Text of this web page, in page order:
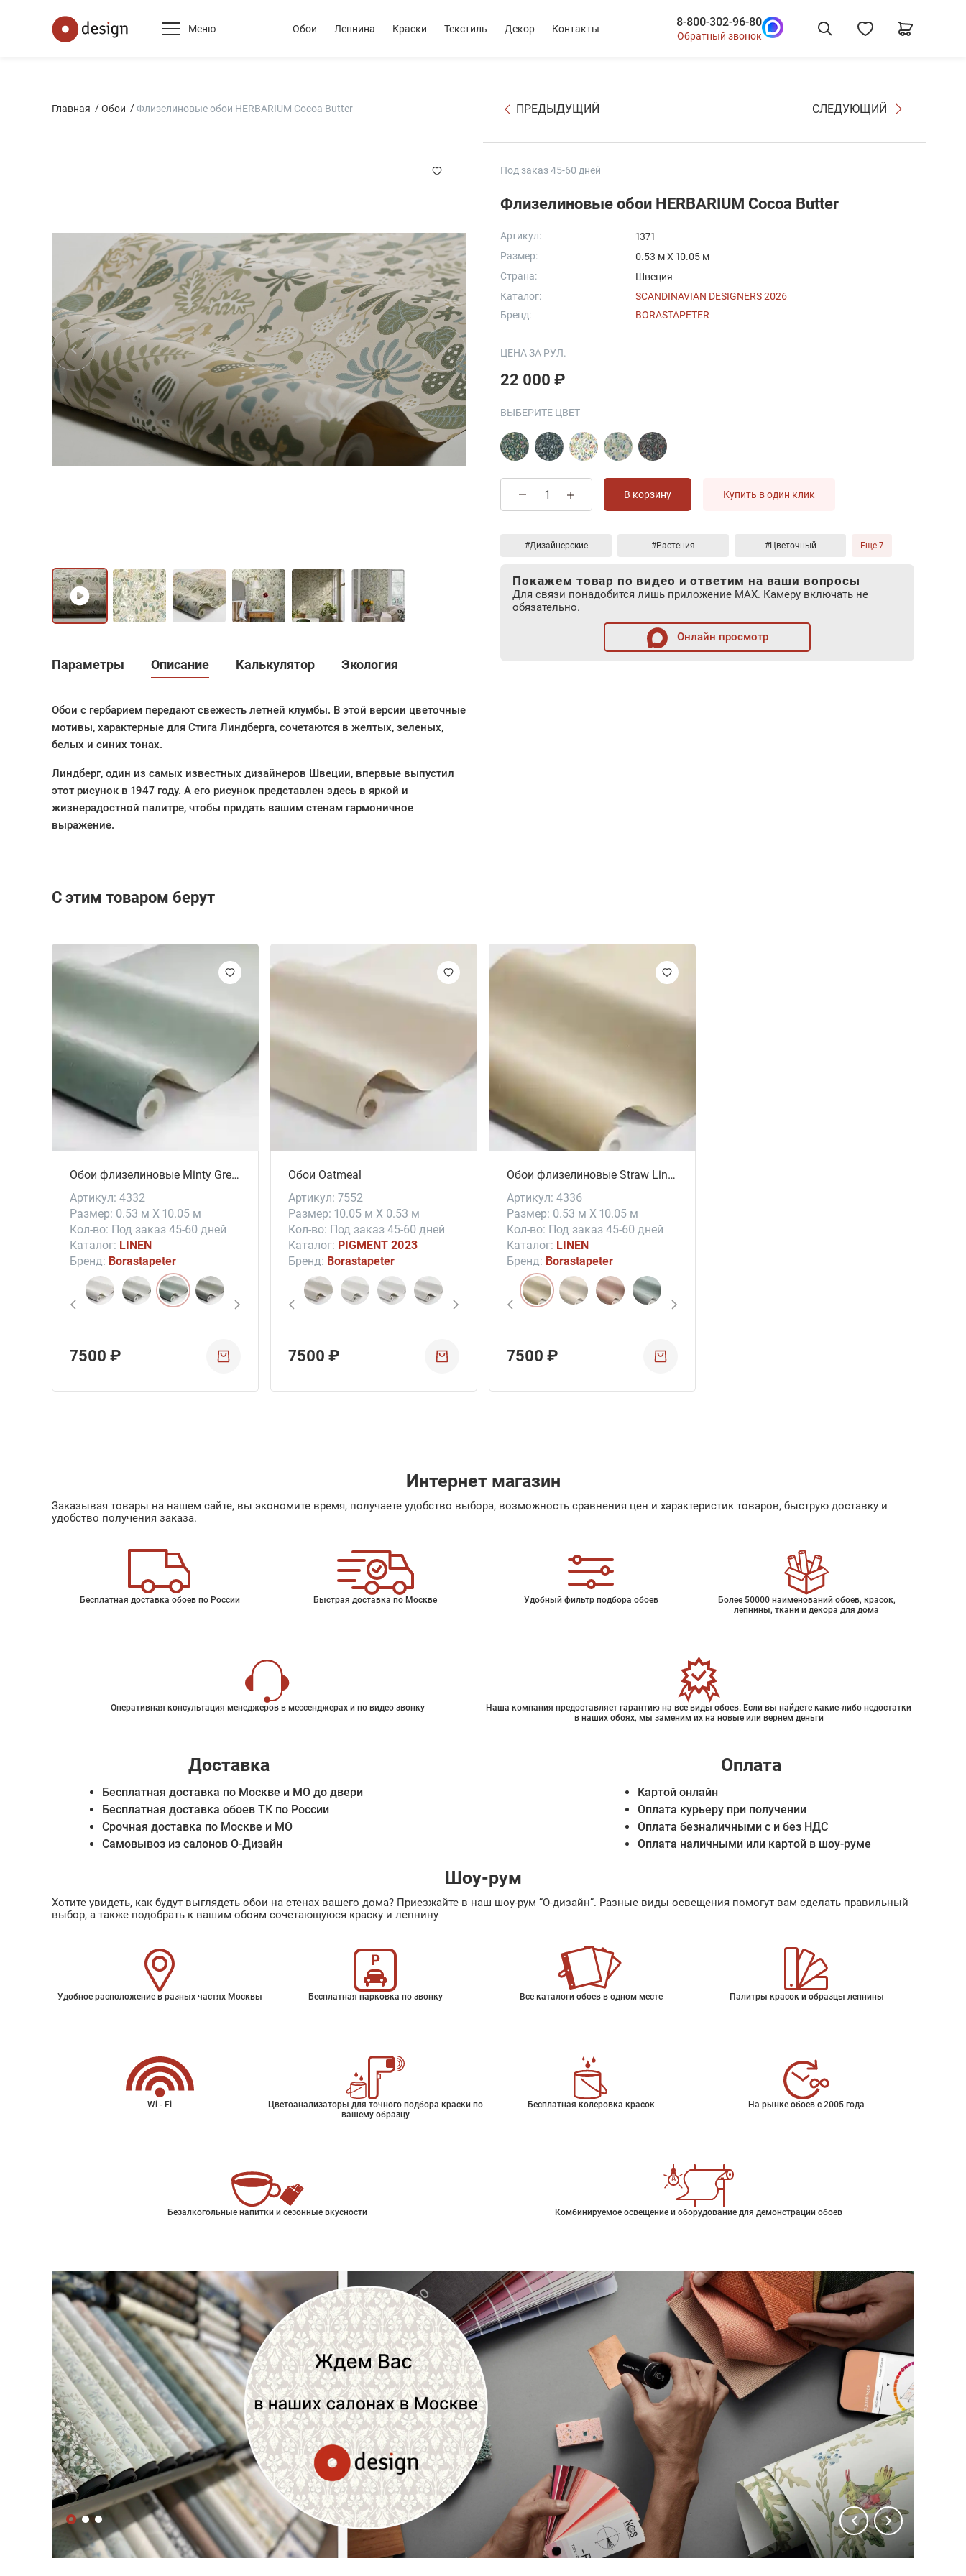
Меню Обои Лепнина Краски Текстиль Декор Контакты 8-800-302-96-80
Обратный звонок
Главная Обои Флизелиновые обои HERBARIUM Cocoa Butter ПРЕДЫДУЩИЙ СЛЕДУЮЩИЙ
Параметры Описание Калькулятор Экология
Обои с гербарием передают свежесть летней клумбы. В этой версии цветочные
мотивы, характерные для Стига Линдберга, сочетаются в желтых, зеленых,
белых и синих тонах.
Линдберг, один из самых известных дизайнеров Швеции, впервые выпустил
этот рисунок в 1947 году. А его рисунок представлен здесь в яркой и
жизнерадостной палитре, чтобы придать вашим стенам гармоничное
выражение.
Под заказ 45-60 дней
Флизелиновые обои HERBARIUM Cocoa Butter
Артикул:
1371
Размер:
0.53 м X 10.05 м
Страна:
Швеция
Каталог:
SCANDINAVIAN DESIGNERS 2026
Бренд:
BORASTAPETER
ЦЕНА ЗА РУЛ.
22 000 ₽
ВЫБЕРИТЕ ЦВЕТ
В корзину Купить в один клик
#Дизайнерские #Растения #Цветочный Еще 7
Покажем товар по видео и ответим на ваши вопросы
Для связи понадобится лишь приложение MAX. Камеру включать не
обязательно.
Онлайн просмотр
С этим товаром берут
Обои флизелиновые Minty Green
Артикул: 4332
Размер: 0.53 м X 10.05 м
Кол-во: Под заказ 45-60 дней
Каталог: LINEN
Бренд: Borastapeter
7500 ₽
Обои Oatmeal
Артикул: 7552
Размер: 10.05 м X 0.53 м
Кол-во: Под заказ 45-60 дней
Каталог: PIGMENT 2023
Бренд: Borastapeter
7500 ₽
Обои флизелиновые Straw Linen
Артикул: 4336
Размер: 0.53 м X 10.05 м
Кол-во: Под заказ 45-60 дней
Каталог: LINEN
Бренд: Borastapeter
7500 ₽
Интернет магазин
Заказывая товары на нашем сайте, вы экономите время, получаете удобство выбора, возможность сравнения цен и характеристик товаров, быструю доставку и
удобство получения заказа.
Бесплатная доставка обоев по России Быстрая доставка по Москве Удобный фильтр подбора обоев
Более 50000 наименований обоев, красок,
лепнины, ткани и декора для дома
Оперативная консультация менеджеров в мессенджерах и по видео звонку
Наша компания предоставляет гарантию на все виды обоев. Если вы найдете какие-либо недостатки
в наших обоях, мы заменим их на новые или вернем деньги
Доставка
Бесплатная доставка по Москве и МО до двери
Бесплатная доставка обоев ТК по России
Срочная доставка по Москве и МО
Самовывоз из салонов О-Дизайн
Оплата
Картой онлайн
Оплата курьеру при получении
Оплата безналичными с и без НДС
Оплата наличными или картой в шоу-руме
Шоу-рум
Хотите увидеть, как будут выглядеть обои на стенах вашего дома? Приезжайте в наш шоу-рум “О-дизайн”. Разные виды освещения помогут вам сделать правильный
выбор, а также подобрать к вашим обоям сочетающуюся краску и лепнину
Удобное расположение в разных частях Москвы Бесплатная парковка по звонку Все каталоги обоев в одном месте Палитры красок и образцы лепнины
Wi - Fi
Цветоанализаторы для точного подбора краски по
вашему образцу
Бесплатная колеровка красок На рынке обоев с 2005 года
Безалкогольные напитки и сезонные вкусности Комбинируемое освещение и оборудование для демонстрации обоев